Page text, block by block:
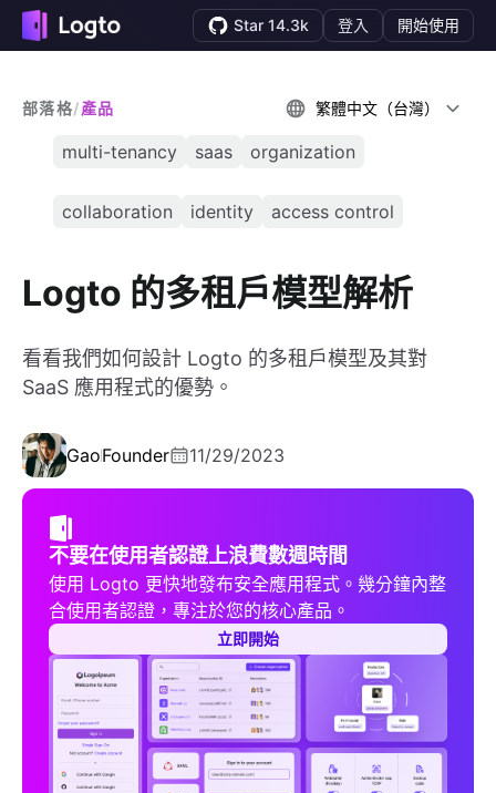
Star 14.3k 登入 開始使用
部落格/產品 繁體中文（台灣）
multi-tenancy saas organization
collaboration identity access control
Logto 的多租戶模型解析
看看我們如何設計 Logto 的多租戶模型及其對
SaaS 應用程式的優勢。
GaoFounder 11/29/2023
不要在使用者認證上浪費數週時間
使用 Logto 更快地發布安全應用程式。幾分鐘內整
合使用者認證，專注於您的核心產品。
立即開始